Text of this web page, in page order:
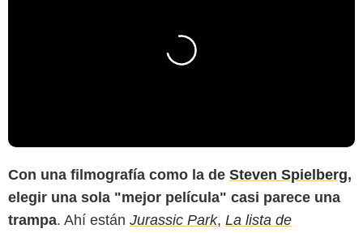
Con una filmografía como la de Steven Spielberg,
elegir una sola "mejor película" casi parece una
trampa. Ahí están Jurassic Park, La lista de